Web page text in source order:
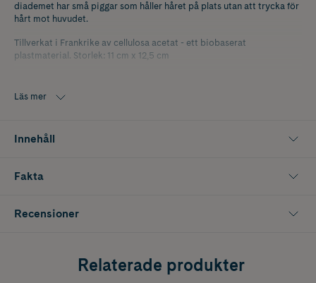
diademet har små piggar som håller håret på plats utan att trycka för
hårt mot huvudet.
Tillverkat i Frankrike av cellulosa acetat - ett biobaserat
plastmaterial. Storlek: 11 cm x 12,5 cm
Läs mer
Innehåll
Fakta
Recensioner
Relaterade produkter